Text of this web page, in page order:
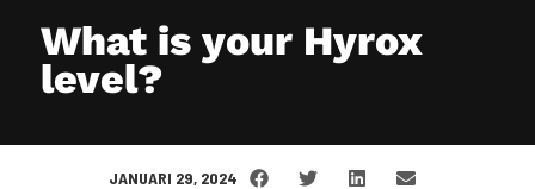
What is your Hyrox
level?
JANUARI 29, 2024